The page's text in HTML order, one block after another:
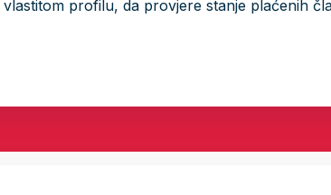
profilu, da provjere stanje plaćenih